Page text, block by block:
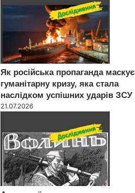
Як російська пропаганда маскує
гуманітарну кризу, яка стала
наслідком успішних ударів ЗСУ
21.07.2026